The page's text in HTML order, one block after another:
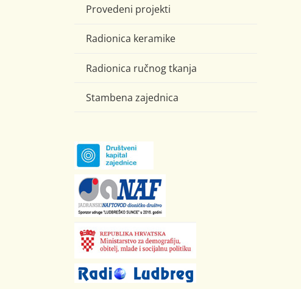
Provedeni projekti
Radionica keramike
Radionica ručnog tkanja
Stambena zajednica